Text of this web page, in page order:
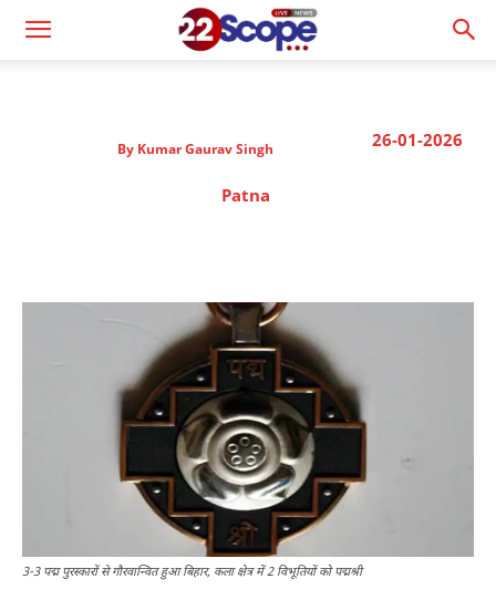
26-01-2026
By Kumar Gaurav Singh
Patna
3-3 पद्म पुरस्कारों से गौरवान्वित हुआ बिहार, कला क्षेत्र में 2 विभूतियों को पद्मश्री